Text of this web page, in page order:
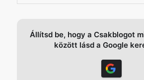
Állítsd be, hogy a Csakblogot
között lásd a Google